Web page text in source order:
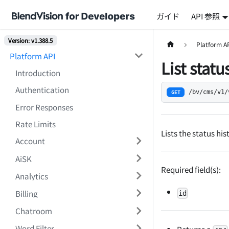
ガイド API 参照
Version: v1.388.5
Platform API
Introduction
Authentication
Error Responses
Rate Limits
Account
AiSK
Analytics
Billing
Chatroom
Platform
List
GET /bv/cms/
Lists the status
Required field(s):
id